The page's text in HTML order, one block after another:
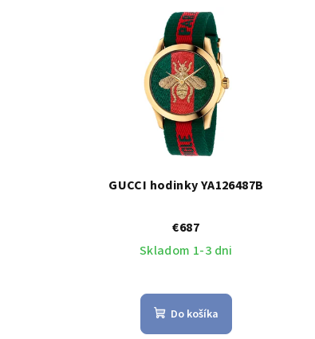
GUCCI hodinky YA126487B
€687
Skladom 1-3 dni
Do košíka